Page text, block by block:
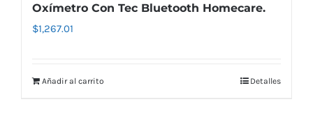
Oxímetro Con Tec Bluetooth Homecare.
$1,267.01
Añadir al carrito Detalles